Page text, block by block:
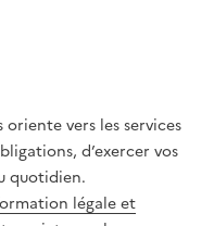
vers les services
d’exercer vos
quotidien.
légale et